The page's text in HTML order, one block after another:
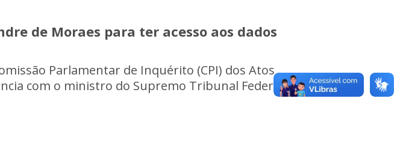
de Moraes para ter acesso aos dados
Parlamentar de Inquérito (CPI) dos Atos
com o ministro do Supremo Tribunal Federal (STF)